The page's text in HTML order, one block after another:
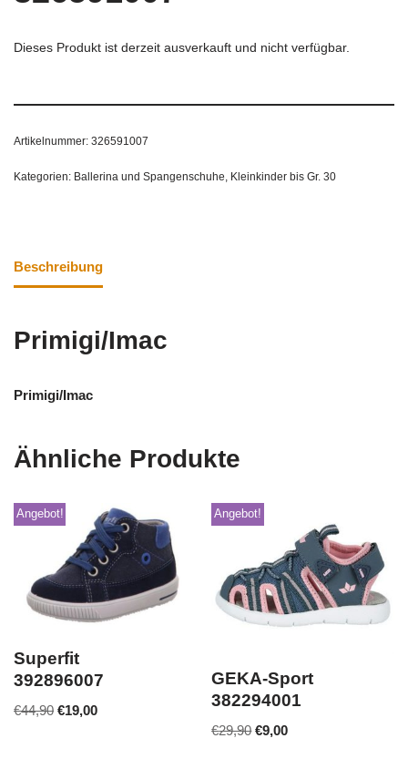
Dieses Produkt ist derzeit ausverkauft und nicht verfügbar.
Artikelnummer: 326591007
Kategorien: Ballerina und Spangenschuhe Kleinkinder bis Gr. 30
Beschreibung
Primigi/Imac
Primigi/Imac
Ähnliche Produkte
Angebot!
Superfit
392896007
€44,90 €19,00
Angebot!
GEKA-Sport
382294001
€29,90 €9,00